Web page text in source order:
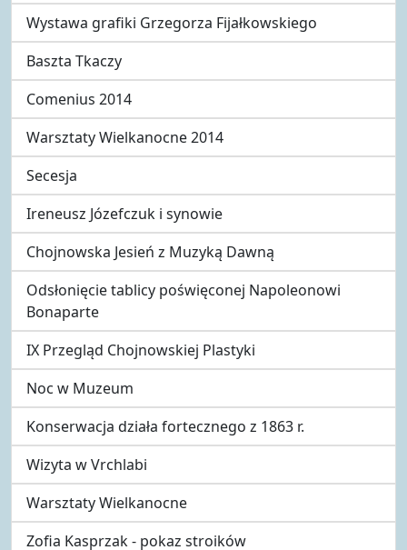
Wystawa grafiki Grzegorza Fijałkowskiego
Baszta Tkaczy
Comenius 2014
Warsztaty Wielkanocne 2014
Secesja
Ireneusz Józefczuk i synowie
Chojnowska Jesień z Muzyką Dawną
Odsłonięcie tablicy poświęconej Napoleonowi
Bonaparte
IX Przegląd Chojnowskiej Plastyki
Noc w Muzeum
Konserwacja działa fortecznego z 1863 r.
Wizyta w Vrchlabi
Warsztaty Wielkanocne
Zofia Kasprzak - pokaz stroików